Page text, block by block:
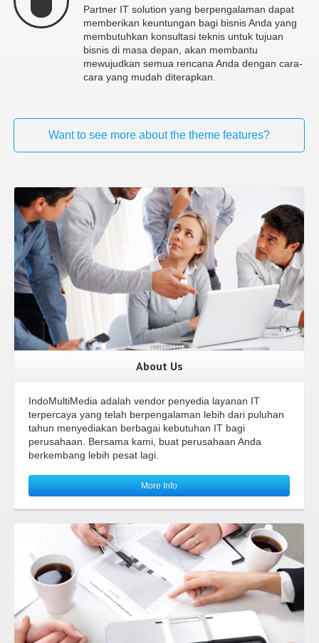
Partner IT solution yang berpengalaman dapat
memberikan keuntungan bagi bisnis Anda yang
membutuhkan konsultasi teknis untuk tujuan
bisnis di masa depan, akan membantu
mewujudkan semua rencana Anda dengan cara-
cara yang mudah diterapkan.
Want to see more about the theme features?
About Us
IndoMultiMedia adalah vendor penyedia layanan IT
terpercaya yang telah berpengalaman lebih dari puluhan
tahun menyediakan berbagai kebutuhan IT bagi
perusahaan. Bersama kami, buat perusahaan Anda
berkembang lebih pesat lagi.
More Info